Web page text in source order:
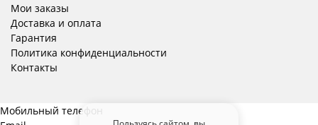
Мои заказы
Доставка и оплата
Гарантия
Политика конфиденциальности
Контакты
Мобильный телефон